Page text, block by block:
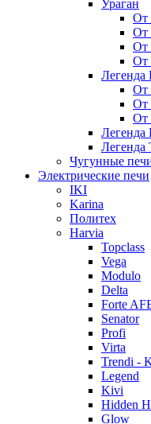
Ураган
От
От
От
От
Легенда
От
От
От
Легенда
Легенда
Чугунные
Электрические печи
IKI
Karina
Политех
Harvia
Topclass
Vega
Modulo
Delta
Forte
Senator
Profi
Virta
Trendi -
Legend
Kivi
Hidden
Glow